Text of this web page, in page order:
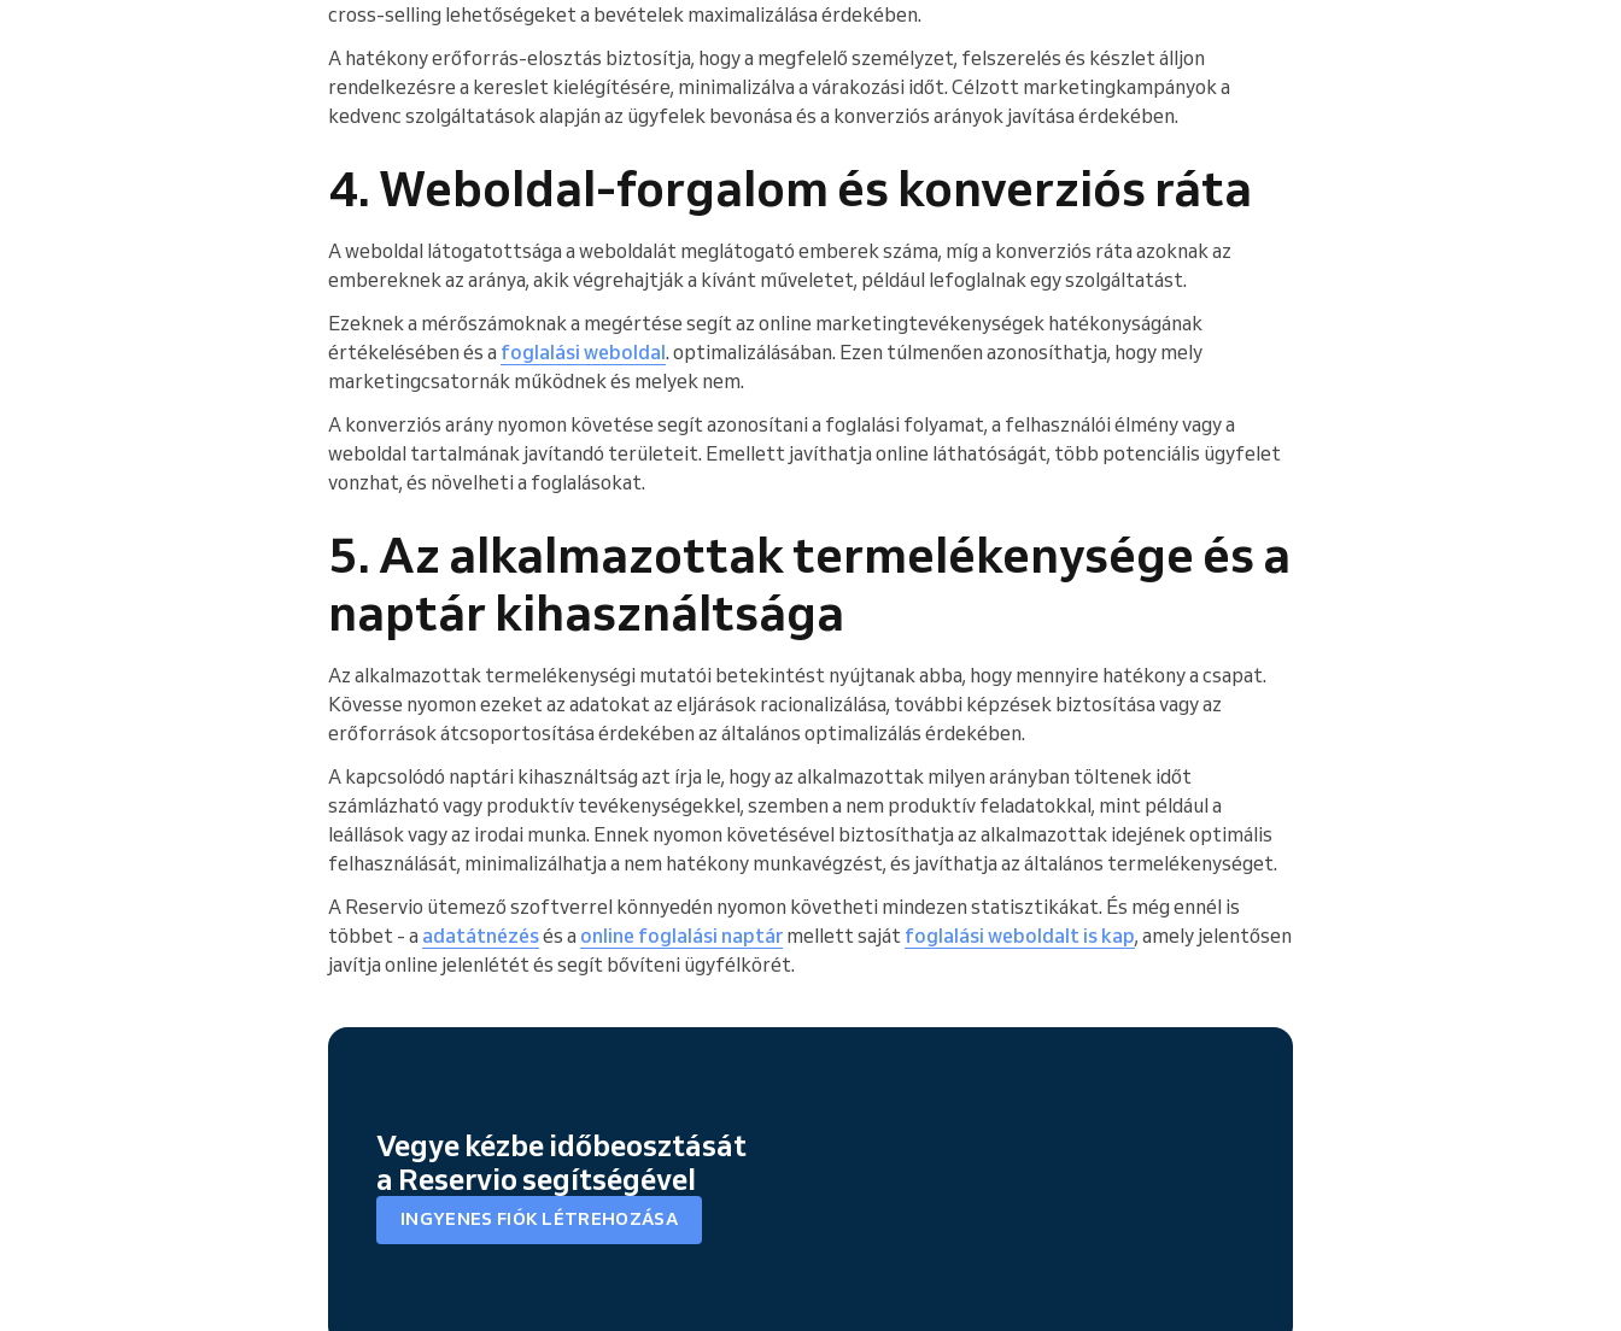
cross-selling lehetőségeket a bevételek maximalizálása érdekében.
A hatékony erőforrás-elosztás biztosítja, hogy a megfelelő személyzet, felszerelés és készlet álljon
rendelkezésre a kereslet kielégítésére, minimalizálva a várakozási időt. Célzott marketingkampányok a
kedvenc szolgáltatások alapján az ügyfelek bevonása és a konverziós arányok javítása érdekében.
4. Weboldal-forgalom és konverziós ráta
A weboldal látogatottsága a weboldalát meglátogató emberek száma, míg a konverziós ráta azoknak az
embereknek az aránya, akik végrehajtják a kívánt műveletet, például lefoglalnak egy szolgáltatást.
Ezeknek a mérőszámoknak a megértése segít az online marketingtevékenységek hatékonyságának
értékelésében és a foglalási weboldal. optimalizálásában. Ezen túlmenően azonosíthatja, hogy mely
marketingcsatornák működnek és melyek nem.
A konverziós arány nyomon követése segít azonosítani a foglalási folyamat, a felhasználói élmény vagy a
weboldal tartalmának javítandó területeit. Emellett javíthatja online láthatóságát, több potenciális ügyfelet
vonzhat, és növelheti a foglalásokat.
5. Az alkalmazottak termelékenysége és a
naptár kihasználtsága
Az alkalmazottak termelékenységi mutatói betekintést nyújtanak abba, hogy mennyire hatékony a csapat.
Kövesse nyomon ezeket az adatokat az eljárások racionalizálása, további képzések biztosítása vagy az
erőforrások átcsoportosítása érdekében az általános optimalizálás érdekében.
A kapcsolódó naptári kihasználtság azt írja le, hogy az alkalmazottak milyen arányban töltenek időt
számlázható vagy produktív tevékenységekkel, szemben a nem produktív feladatokkal, mint például a
leállások vagy az irodai munka. Ennek nyomon követésével biztosíthatja az alkalmazottak idejének optimális
felhasználását, minimalizálhatja a nem hatékony munkavégzést, és javíthatja az általános termelékenységet.
A Reservio ütemező szoftverrel könnyedén nyomon követheti mindezen statisztikákat. És még ennél is
többet - a adatátnézésés a online foglalási naptár mellett saját foglalási weboldalt is kap, amely jelentősen
javítja online jelenlétét és segít bővíteni ügyfélkörét.
Vegye kézbe időbeosztását
a Reservio segítségével
INGYENES FIÓK LÉTREHOZÁSA